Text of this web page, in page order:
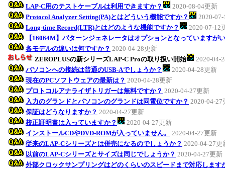
LAP-C用のテストケーブルは利用できますか？
2020-08-04更新
Protocol Analyzer Setting(PA)とはどういう機能ですか？
2020-
Long-time Record(LTR)とはどのような機能ですか？
2020-07-12
【16064M】パターンジェネレータはオプションとなっていますが
各モデルの違いは何ですか？ 2020-04-28更新
ZEROPLUSの新シリーズLAP-C Proの取り扱い開始
2020-04-
パソコンへの接続は普通のUSB-Aでしょうか？
2020-04-28更新
現在のPCソフトウェアの最新は？ 2020-04-28更新
プロトコルアナライザトリガーは無料ですか？ 2020-04-27更新
入力のグランドとパソコンのグランドは同電位ですか？ 2020-04-27
保証はどうなりますか？ 2020-04-27更新
校正証明書は入っていますか？
2020-04-27更新
インストールCDやDVD-ROMが入っていません。
2020-04-27更新
従来のLAP-Cシリーズとは併売になるのでしょうか？ 2020-04-27更
以前のLAP-Cシリーズとサイズは同じでしょうか？ 2020-04-27更新
外部クロックサンプリングはどのくらいのスピードまで対応します